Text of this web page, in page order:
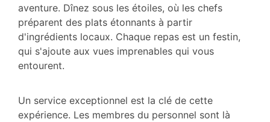
aventure. Dînez sous les étoiles, où les chefs
préparent des plats étonnants à partir
d'ingrédients locaux. Chaque repas est un festin,
qui s'ajoute aux vues imprenables qui vous
entourent.
Un service exceptionnel est la clé de cette
expérience. Les membres du personnel sont là